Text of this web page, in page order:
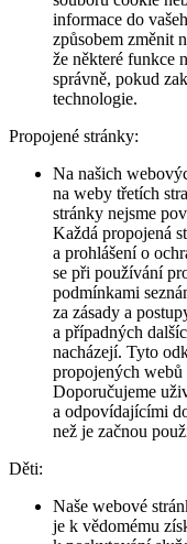
informace do
způsobem změnit
že některé funkce
správně, pokud
technologie.
Propojené stránky:
Na našich
na weby třetích
stránky nejsme
Každá propojená
a prohlášení o
se při používání
podmínkami
za zásady a
a případných
nacházejí. Tyto
propojených webů
Doporučujeme
a odpovídajícími
než je začnou
Děti:
Naše webové
je k vědomému